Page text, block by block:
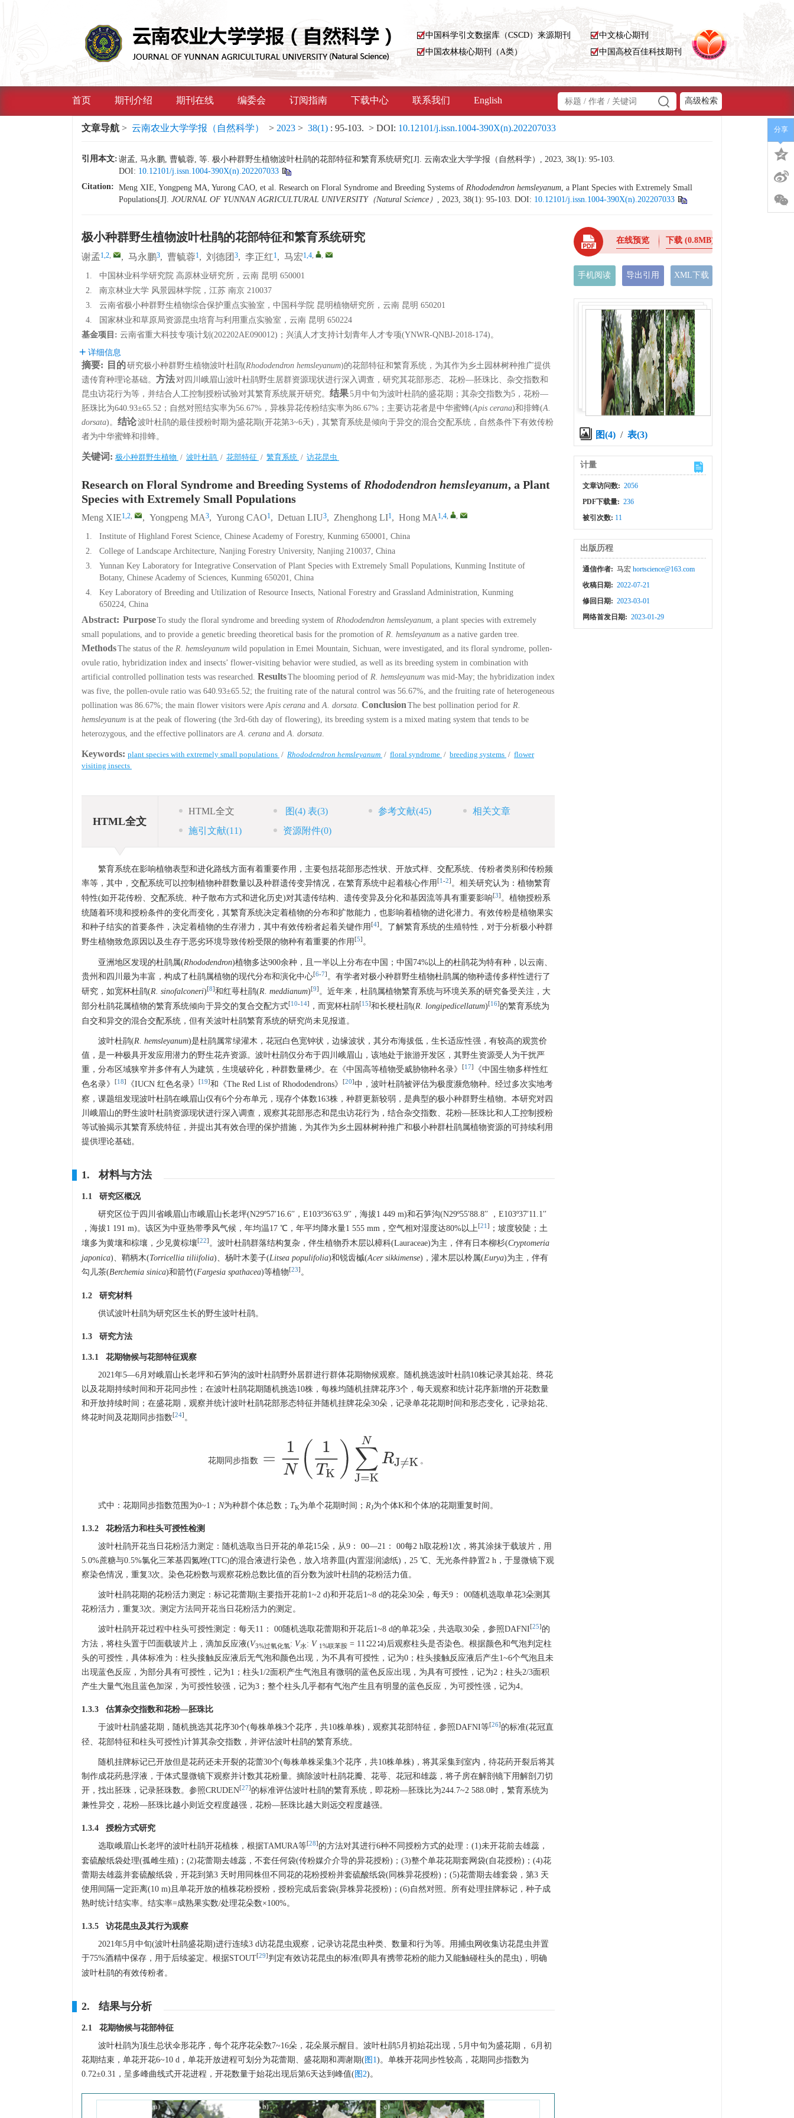
中国科学引文数据库（CSCD）来源期刊
中文核心期刊
中国农林核心期刊（A类）
中国高校百佳科技期刊
首页 期刊介绍 期刊在线 编委会 订阅指南 下载中心 联系我们 English 高级检索
文章导航 > 云南农业大学学报（自然科学） > 2023 > 38(1) : 95-103. > DOI: 10.12101/j.issn.1004-390X(n).202207033
引用本文:谢孟, 马永鹏, 曹毓蓉, 等. 极小种群野生植物波叶杜鹃的花部特征和繁育系统研究[J]. 云南农业大学学报（自然科学）, 2023, 38(1): 95-103.
DOI: 10.12101/j.issn.1004-390X(n).202207033
Citation: Meng XIE, Yongpeng MA, Yurong CAO, et al. Research on Floral Syndrome and Breeding Systems of Rhododendron hemsleyanum, a Plant Species with Extremely Small
Populations[J]. JOURNAL OF YUNNAN AGRICULTURAL UNIVERSITY（Natural Science） , 2023, 38(1): 95-103. DOI: 10.12101/j.issn.1004-390X(n).202207033
极小种群野生植物波叶杜鹃的花部特征和繁育系统研究
谢孟1,2, , 马永鹏3, 曹毓蓉1, 刘德团 3, 李正红1, 马宏1,4, ,
1.
中国林业科学研究院 高原林业研究所，云南 昆明 650001
2.
南京林业大学 风景园林学院，江苏 南京 210037
3.
云南省极小种群野生植物综合保护重点实验室，中国科学院 昆明植物研究所，云南 昆明 650201
4.
国家林业和草原局资源昆虫培育与利用重点实验室，云南 昆明 650224
基金项目: 云南省重大科技专项计划(202202AE090012)；兴滇人才支持计划青年人才专项(YNWR-QNBJ-2018-174)。
详细信息
摘要: 目的研究极小种群野生植物波叶杜鹃(Rhododendron hemsleyanum)的花部特征和繁育系统，为其作为乡土园林树种推广提供
遗传育种理论基础。 方法对四川峨眉山波叶杜鹃野生居群资源现状进行深入调查，研究其花部形态、花粉—胚珠比、杂交指数和
昆虫访花行为等，并结合人工控制授粉试验对其繁育系统展开研究。 结果5月中旬为波叶杜鹃的盛花期；其杂交指数为5，花粉—
胚珠比为640.93±65.52；自然对照结实率为56.67%，异株异花传粉结实率为86.67%；主要访花者是中华蜜蜂(Apis cerana)和排蜂(A.
dorsata)。 结论波叶杜鹃的最佳授粉时期为盛花期(开花第3~6天)，其繁育系统是倾向于异交的混合交配系统，自然条件下有效传粉
者为中华蜜蜂和排蜂。
关键词: 极小种群野生植物 / 波叶杜鹃 / 花部特征 / 繁育系统 / 访花昆虫
Research on Floral Syndrome and Breeding Systems of Rhododendron hemsleyanum, a Plant
Species with Extremely Small Populations
Meng XIE1,2, , Yongpeng MA3, Yurong CAO1, Detuan LIU3, Zhenghong LI1, Hong MA1,4, ,
1.
Institute of Highland Forest Science, Chinese Academy of Forestry, Kunming 650001, China
2.
College of Landscape Architecture, Nanjing Forestry University, Nanjing 210037, China
3.
Yunnan Key Laboratory for Integrative Conservation of Plant Species with Extremely Small Populations, Kunming Institute of
Botany, Chinese Academy of Sciences, Kunming 650201, China
4.
Key Laboratory of Breeding and Utilization of Resource Insects, National Forestry and Grassland Administration, Kunming
650224, China
Abstract: PurposeTo study the floral syndrome and breeding system of Rhododendron hemsleyanum, a plant species with extremely
small populations, and to provide a genetic breeding theoretical basis for the promotion of R. hemsleyanum as a native garden tree.
MethodsThe status of the R. hemsleyanum wild population in Emei Mountain, Sichuan, were investigated, and its floral syndrome, pollen-
ovule ratio, hybridization index and insects’ flower-visiting behavior were studied, as well as its breeding system in combination with
artificial controlled pollination tests was researched. ResultsThe blooming period of R. hemsleyanum was mid-May; the hybridization index
was five, the pollen-ovule ratio was 640.93±65.52; the fruiting rate of the natural control was 56.67%, and the fruiting rate of heterogeneous
pollination was 86.67%; the main flower visitors wereApis cerana andA. dorsata. ConclusionThe best pollination period for R.
hemsleyanum is at the peak of flowering (the 3rd-6th day of flowering), its breeding system is a mixed mating system that tends to be
heterozygous, and the effective pollinators areA. cerana andA. dorsata.
Keywords: plant species with extremely small populations / Rhododendron hemsleyanum / floral syndrome / breeding systems / flower
visiting insects
HTML全文
HTML全文 图(4) 表(3) 参考文献(45)
相关文章
施引文献(11) 资源附件(0)
繁育系统在影响植物表型和进化路线方面有着重要作用，主要包括花部形态性状、开放式样、交配系统、传粉者类别和传粉频
率等，其中，交配系统可以控制植物种群数量以及种群遗传变异情况，在繁育系统中起着核心作用 [1-2] 。相关研究认为：植物繁育
特性(如开花传粉、交配系统、种子散布方式和进化历史)对其遗传结构、遗传变异及分化和基因流等具有重要影响[3] 。植物授粉系
统随着环境和授粉条件的变化而变化，其繁育系统决定着植物的分布和扩散能力，也影响着植物的进化潜力。有效传粉是植物果实
和种子结实的首要条件，决定着植物的生存潜力，其中有效传粉者起着关键作用 [4] 。了解繁育系统的生殖特性，对于分析极小种群
野生植物致危原因以及生存于恶劣环境导致传粉受限的物种有着重要的作用 [5] 。
亚洲地区发现的杜鹃属(Rhododendron)植物多达900余种，且一半以上分布在中国；中国74%以上的杜鹃花为特有种，以云南、
贵州和四川最为丰富，构成了杜鹃属植物的现代分布和演化中心[6-7] 。有学者对极小种群野生植物杜鹃属的物种遗传多样性进行了
研究，如宽杯杜鹃(R. sinofalconeri)[8]和红萼杜鹃(R. meddianum)[9] 。近年来，杜鹃属植物繁育系统与环境关系的研究备受关注，大
部分杜鹃花属植物的繁育系统倾向于异交的复合交配方式[10-14] ，而宽杯杜鹃[15]和长梗杜鹃(R. longipedicellatum)[16] 的繁育系统为
自交和异交的混合交配系统，但有关波叶杜鹃繁育系统的研究尚未见报道。
波叶杜鹃(R. hemsleyanum)是杜鹃属常绿灌木，花冠白色宽钟状，边缘波状，其分布海拔低，生长适应性强，有较高的观赏价
值，是一种极具开发应用潜力的野生花卉资源。波叶杜鹃仅分布于四川峨眉山，该地处于旅游开发区，其野生资源受人为干扰严
重，分布区域狭窄并多伴有人为建筑，生境破碎化，种群数量稀少。在《中国高等植物受威胁物种名录》
[17]
《中国生物多样性红
色名录》
[18] 《IUCN 红色名录》 [19]和《The Red List of Rhododendrons》 [20]中，波叶杜鹃被评估为极度濒危物种。经过多次实地考
察，课题组发现波叶杜鹃在峨眉山仅有6个分布单元，现存个体数163株，种群更新较弱，是典型的极小种群野生植物。本研究对四
川峨眉山的野生波叶杜鹃资源现状进行深入调查，观察其花部形态和昆虫访花行为，结合杂交指数、花粉—胚珠比和人工控制授粉
等试验揭示其繁育系统特征，并提出其有效合理的保护措施，为其作为乡土园林树种推广和极小种群杜鹃属植物资源的可持续利用
提供理论基础。
1. 材料与方法
1.1 研究区概况
研究区位于四川省峨眉山市峨眉山长老坪(N29º57′16.6′′，E103º36′63.9′′，海拔1 449 m)和石笋沟(N29º55′88.8′′ ，E103º37′11.1′′
，海拔1 191 m)。该区为中亚热带季风气候，年均温17 ℃，年平均降水量1 555 mm，空气相对湿度达80%以上[21]
；坡度较陡；土
壤多为黄壤和棕壤，少见黄棕壤[22] 。波叶杜鹃群落结构复杂，伴生植物乔木层以樟科(Lauraceae)为主，伴有日本柳杉(Cryptomeria
japonica)、鞘柄木(Torricellia tiliifolia)、杨叶木姜子(Litsea populifolia)和锐齿槭(Acer sikkimense)，灌木层以柃属(Eurya)为主，伴有
勾儿茶(Berchemia sinica)和箭竹(Fargesia spathacea)等植物[23] 。
1.2 研究材料
供试波叶杜鹃为研究区生长的野生波叶杜鹃。
1.3 研究方法
1.3.1 花期物候与花部特征观察
2021年5—6月对峨眉山长老坪和石笋沟的波叶杜鹃野外居群进行群体花期物候观察。随机挑选波叶杜鹃10株记录其始花、终花
以及花期持续时间和开花同步性；在波叶杜鹃花期随机挑选10株，每株均随机挂牌花序3个，每天观察和统计花序新增的开花数量
和开放持续时间；在盛花期，观察并统计波叶杜鹃花部形态特征并随机挂牌花朵30朵，记录单花花期时间和形态变化，记录始花、
终花时间及花期同步指数[24] 。
花期 同步指数 。
K) K J≠ 。
式中：花期同步指数范围为0~1； N为种群个体总数； TK为单个花期时间； RJ为个体K和个体J的花期重复时间。
1.3.2 花粉活力和柱头可授性检测
波叶杜鹃开花当日花粉活力测定：随机选取当日开花的单花15朵，从9： 00—21： 00每2 h取花粉1次，将其涂抹于载玻片，用
5.0%蔗糖与0.5%氯化三苯基四氮唑(TTC)的混合液进行染色，放入培养皿(内置湿润滤纸)，25 ℃、无光条件静置2 h，于显微镜下观
察染色情况，重复3次。染色花粉数与观察花粉总数比值的百分数为波叶杜鹃的花粉活力值。
波叶杜鹃花期的花粉活力测定：标记花蕾期(主要指开花前1~2 d)和开花后1~8 d的花朵30朵，每天9： 00随机选取单花3朵测其
花粉活力，重复3次。测定方法同开花当日花粉活力的测定。
波叶杜鹃开花过程中柱头可授性测定：每天11： 00随机选取花蕾期和开花后1~8 d的单花3朵，共选取30朵，参照DAFNI[25] 的
方法，将柱头置于凹面载玻片上，滴加反应液(V3%过氧化氢: V水: V 1%联苯胺 = 11∶22∶4)后观察柱头是否染色。根据颜色和气泡判定柱
头的可授性，具体标准为：柱头接触反应液后无气泡和颜色出现，为不具有可授性，记为0；柱头接触反应液后产生1~6个气泡且未
出现蓝色反应，为部分具有可授性，记为1；柱头1/2面积产生气泡且有微弱的蓝色反应出现，为具有可授性，记为2；柱头2/3面积
产生大量气泡且蓝色加深，为可授性较强，记为3；整个柱头几乎都有气泡产生且有明显的蓝色反应，为可授性强，记为4。
1.3.3 估算杂交指数和花粉—胚珠比
于波叶杜鹃盛花期，随机挑选其花序30个(每株单株3个花序，共10株单株)，观察其花部特征，参照DAFNI等[26] 的标准(花冠直
径、花部特征和柱头可授性)计算其杂交指数，并评估波叶杜鹃的繁育系统。
随机挂牌标记已开放但是花药还未开裂的花蕾30个(每株单株采集3个花序，共10株单株)，将其采集到室内，待花药开裂后将其
制作成花药悬浮液，于体式显微镜下观察并计数其花粉量。摘除波叶杜鹃花瓣、花萼、花冠和雄蕊，将子房在解剖镜下用解剖刀切
开，找出胚珠，记录胚珠数。参照CRUDEN[27] 的标准评估波叶杜鹃的繁育系统，即花粉—胚珠比为244.7~2 588.0时，繁育系统为
兼性异交，花粉—胚珠比越小则近交程度越强，花粉—胚珠比越大则远交程度越强。
1.3.4 授粉方式研究
选取峨眉山长老坪的波叶杜鹃开花植株，根据TAMURA等[28] 的方法对其进行6种不同授粉方式的处理：(1)未开花前去雄蕊，
套硫酸纸袋处理(孤雌生殖)；(2)花蕾期去雄蕊，不套任何袋(传粉媒介介导的异花授粉)；(3)整个单花花期套网袋(自花授粉)；(4)花
蕾期去雄蕊并套硫酸纸袋，开花到第3 天时用同株但不同花的花粉授粉并套硫酸纸袋(同株异花授粉)；(5)花蕾期去雄套袋，第3 天
使用间隔一定距离(10 m)且单花开放的植株花粉授粉，授粉完成后套袋(异株异花授粉)；(6)自然对照。所有处理挂牌标记，种子成
熟时统计结实率。结实率=成熟果实数/处理花朵数×100%。
1.3.5 访花昆虫及其行为观察
2021年5月中旬(波叶杜鹃盛花期)进行连续3 d访花昆虫观察，记录访花昆虫种类、数量和行为等。用捕虫网收集访花昆虫并置
于75%酒精中保存，用于后续鉴定。根据STOUT[29] 判定有效访花昆虫的标准(即具有携带花粉的能力又能触碰柱头的昆虫)，明确
波叶杜鹃的有效传粉者。
2. 结果与分析
2.1 花期物候与花部特征
波叶杜鹃为顶生总状伞形花序，每个花序花朵数7~16朵，花朵展示醒目。波叶杜鹃5月初始花出现，5月中旬为盛花期， 6月初
花期结束，单花开花6~10 d，单花开放进程可划分为花蕾期、盛花期和凋谢期(图1)。单株开花同步性较高，花期同步指数为
0.72±0.31，呈多峰曲线式开花进程，开花数量于始花出现后第6天达到峰值(图2)。
在线预览 下载(0.8MB)
手机阅读 导出引用 XML下载
图(4) /表(3)
计量
文章访问数: 2056
PDF下载量: 236
被引次数: 11
出版历程
通信作者: 马宏hortscience@163.com
收稿日期: 2022-07-21
修回日期: 2023-03-01
网络首发日期: 2023-01-29
分享